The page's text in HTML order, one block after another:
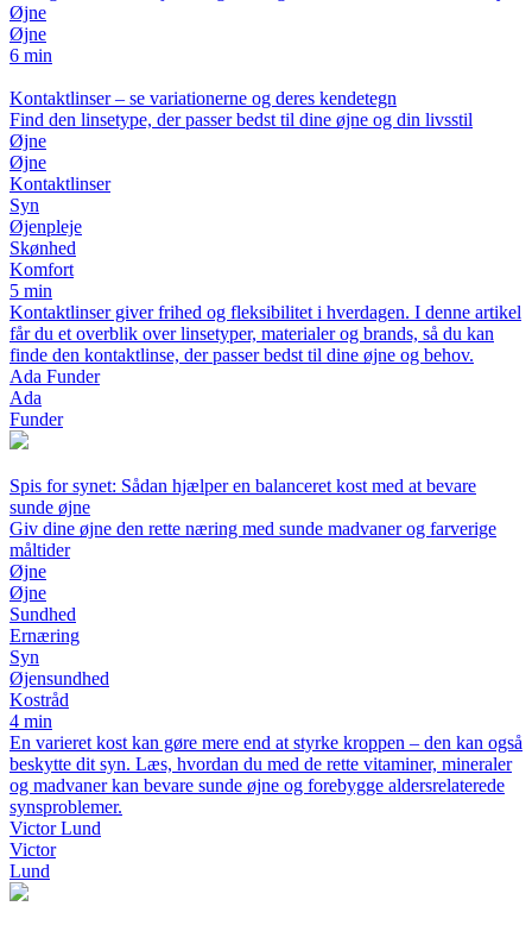
Øjne
Øjne
6 min
Kontaktlinser – se variationerne og deres kendetegn
Find den linsetype, der passer bedst til dine øjne og din livsstil
Øjne
Øjne
Kontaktlinser
Syn
Øjenpleje
Skønhed
Komfort
5 min
Kontaktlinser giver frihed og fleksibilitet i hverdagen. I denne artikel
får du et overblik over linsetyper, materialer og brands, så du kan
finde den kontaktlinse, der passer bedst til dine øjne og behov.
Ada Funder
Ada
Funder
Spis for synet: Sådan hjælper en balanceret kost med at bevare
sunde øjne
Giv dine øjne den rette næring med sunde madvaner og farverige
måltider
Øjne
Øjne
Sundhed
Ernæring
Syn
Øjensundhed
Kostråd
4 min
En varieret kost kan gøre mere end at styrke kroppen – den kan også
beskytte dit syn. Læs, hvordan du med de rette vitaminer, mineraler
og madvaner kan bevare sunde øjne og forebygge aldersrelaterede
synsproblemer.
Victor Lund
Victor
Lund